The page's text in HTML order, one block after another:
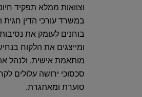
וצוואות ממלא תפקיד
במשרד עורכי הדין חגית
בוחנים לעומק את
ומייצגים את הלקוח
מותאמת אישית, ולנהל
סכסוכי ירושה עלולים
סוערת ומאתגרת.